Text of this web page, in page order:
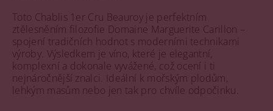
Toto Chablis 1er Cru Beauroy je perfektním
ztělesněním filozofie Domaine Marguerite Carillon –
spojení tradičních hodnot s moderními technikami
výroby. Výsledkem je víno, které je elegantní,
komplexní a dokonale vyvážené, což ocení i ti
nejnáročnější znalci. Ideální k mořským plodům,
lehkým masům nebo jen tak pro chvíle odpočinku.